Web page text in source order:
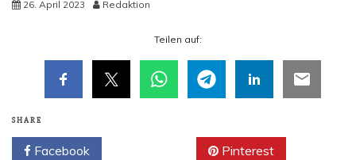
26. April 2023 Redaktion
Tei­len auf:
SHARE
Facebook Pinterest